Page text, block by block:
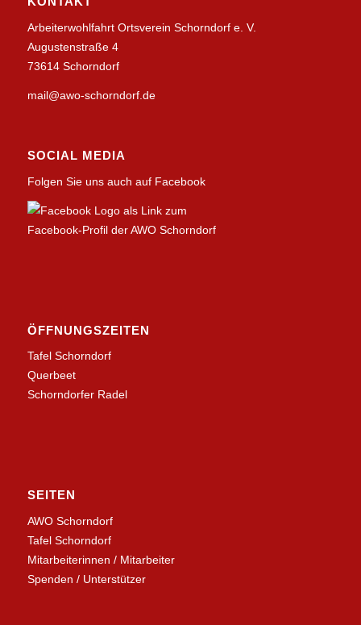
Arbeiterwohlfahrt Ortsverein Schorndorf e. V.
Augustenstraße 4
73614 Schorndorf
mail@awo-schorndorf.de
SOCIAL MEDIA
Folgen Sie uns auch auf Facebook
ÖFFNUNGSZEITEN
Tafel Schorndorf
Querbeet
Schorndorfer Radel
SEITEN
AWO Schorndorf
Tafel Schorndorf
Mitarbeiterinnen / Mitarbeiter
Spenden / Unterstützer